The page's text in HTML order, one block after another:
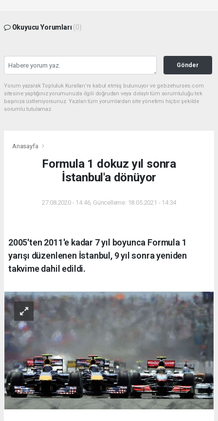
Okuyucu Yorumları (0)
Gönder
Yorum yazarak Topluluk Kuralları’nı kabul etmiş bulunuyor ve gebzehurses.com
sitesine yaptığınız yorumunuzla ilgili doğrudan veya dolaylı tüm sorumluluğu tek
başınıza üstleniyorsunuz. Yazılan tüm yorumlardan site yönetimi hiçbir şekilde
sorumlu tutulamaz.
Anasayfa
Formula 1 dokuz yıl sonra
İstanbul'a dönüyor
27.08.2020 - 14:46, Güncelleme: 18.05.2021 - 14:34
2005'ten 2011'e kadar 7 yıl boyunca Formula 1
yarışı düzenlenen İstanbul, 9 yıl sonra yeniden
takvime dahil edildi.